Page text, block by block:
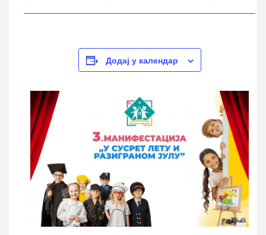
Додај у календар